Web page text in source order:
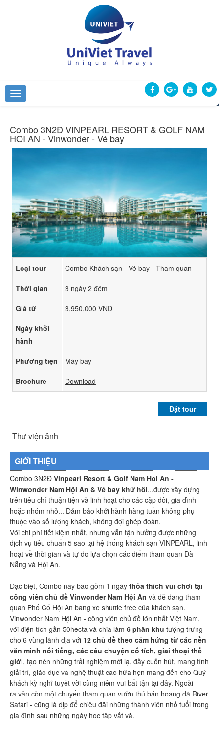
Combo 3N2Đ VINPEARL RESORT & GOLF NAM
HOI AN - Vinwonder - Vé bay
Loại tour Combo Khách sạn - Vé bay - Tham quan
Thời gian 3 ngày 2 đêm
Giá từ 3,950,000 VND
Ngày khởi
hành
Phương tiện Máy bay
Brochure Download
Đặt tour
Thư viện ảnh
GIỚI THIỆU
Combo 3N2Đ Vinpearl Resort & Golf Nam Hoi An -
Winwonder Nam Hội An & Vé bay khứ hồi...được xây dựng
trên tiêu chí thuận tiện và linh hoạt cho các cặp đôi, gia đình
hoặc nhóm nhỏ... Đảm bảo khởi hành hàng tuần không phụ
thuộc vào số lượng khách, không đợi ghép đoàn.
Với chi phí tiết kiệm nhất, nhưng vẫn tận hưởng được những
dịch vụ tiêu chuẩn 5 sao tại hệ thống khách sạn VINPEARL, linh
hoạt về thời gian và tự do lựa chọn các điểm tham quan Đà
Nẵng và Hội An.
Đặc biệt, Combo này bao gồm 1 ngày thỏa thích vui chơi tại
công viên chủ đề Vinwonder Nam Hội An và dễ dang tham
quan Phố Cổ Hội An bằng xe shuttle free của khách sạn.
Vinwonder Nam Hội An - công viên chủ đề lớn nhất Việt Nam,
với diện tích gần 50hecta và chia làm 6 phân khu tượng trưng
cho 6 vùng lãnh địa với 12 chủ đề theo cảm hứng từ các nền
văn minh nổi tiếng, các câu chuyện cổ tích, giai thoại thế
giới, tạo nên những trải nghiệm mới lạ, đầy cuốn hút, mang tính
giải trí, giáo dục và nghệ thuật cao hứa hẹn mang đến cho Quý
khách kỳ nghĩ tuyệt vời cùng niêm vui bất tận tại đây. Ngoài
ra vẫn còn một chuyến tham quan vườn thú bán hoang dã River
Safari - cũng là dịp để chiêu đãi những thành viên nhỏ tuổi trong
gia đình sau những ngày học tập vất vã.